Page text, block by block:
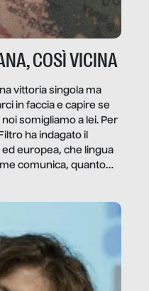
COSÌ VICINA
vittoria singola ma
in faccia e capire se
somigliamo a lei. Per
ha indagato il
europea, che lingua
comunica, quanto